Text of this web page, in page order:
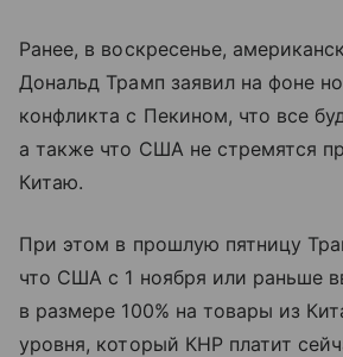
Ранее, в воскресенье,
Дональд Трамп заявил на фоне
конфликта с Пекином, что все
а также что США не стремятся
Китаю.
При этом в прошлую пятницу
что США с 1 ноября или раньше
в размере 100% на товары из
уровня, который КНР платит